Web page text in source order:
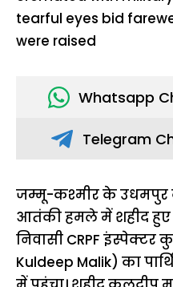
Whatsapp
Telegram
जम्मू-कश्मीर के
आतंकी हमले में शहीद हुए
निवासी CRPF
Kuldeep Malik) का